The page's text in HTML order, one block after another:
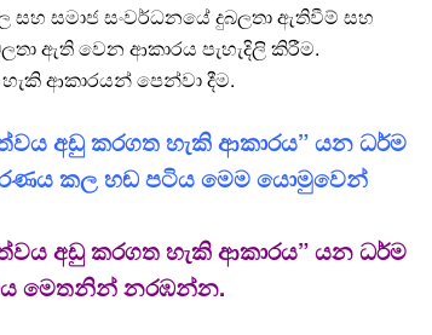
සහ සමාජ සංවර්ධනයේ දුබලතා ඇතිවීම් සහ
ඇති වෙන ආකාරය පැහැදිලිකිරීම.
ආකාරයන් පෙන්වා දීම.
අඩු කරගත හැකි ආකාරය” යන ධර්ම
කල හඬ පටිය මෙම යොමුවෙන්
අඩු කරගත හැකි ආකාරය” යන ධර්ම
මෙතනින් නරඹන්න.